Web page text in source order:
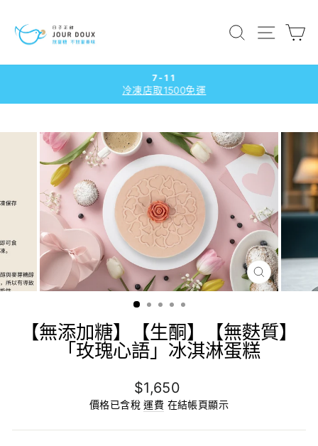
搜尋 網站
暫
放
燈
片
7-11
冷凍店取1500免運
關
閉
【無添加糖】【生酮】【無麩質】
「玫瑰心語」冰淇淋蛋糕
原
價
$1,650
價格已含稅運費 在結帳頁顯示